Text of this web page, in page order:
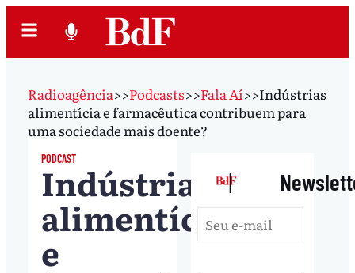
Radioagência>>Podcasts>>Fala Aí>>Indústrias
alimentícia e farmacêutica contribuem para
uma sociedade mais doente?
PODCAST
Indústrias
alimentícia
e
|